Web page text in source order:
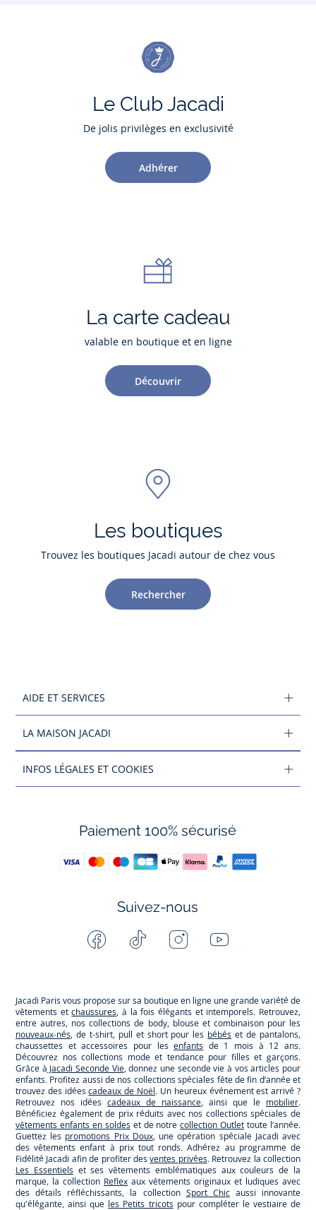
Le Club Jacadi
De jolis privilèges en exclusivité
Adhérer
La carte cadeau
valable en boutique et en ligne
Découvrir
Les boutiques
Trouvez les boutiques Jacadi autour de chez vous
Rechercher
AIDE ET SERVICES
LA MAISON JACADI
INFOS LÉGALES ET COOKIES
Paiement 100% sécurisé
Suivez-nous
Facebook Tiktok InstagramYoutube
Jacadi Paris vous propose sur sa boutique en ligne une grande variété de
vêtements etchaussures, à la fois élégants et intemporels. Retrouvez,
entre autres, nos collections de body, blouse et combinaison pour les
nouveaux-nés, de t-shirt, pull et short pour les bébés et de pantalons,
chaussettes et accessoires pour lesenfants de 1 mois à 12 ans.
Découvrez nos collections mode et tendance pour filles et garçons.
Grâce à Jacadi Seconde Vie, donnez une seconde vie à vos articles pour
enfants. Profitez aussi de nos collections spéciales fête de fin d’année et
trouvez des idéescadeaux de Noël. Un heureux événement est arrivé ?
Retrouvez nos idées cadeaux de naissance, ainsi que le mobilier.
Bénéficiez également de prix réduits avec nos collections spéciales de
vêtements enfants en soldeset de notrecollection Outlet toute l’année.
Guettez les promotions Prix Doux, une opération spéciale Jacadi avec
des vêtements enfant à prix tout ronds. Adhérez au programme de
Fidélité Jacadi afin de profiter desventes privées. Retrouvez la collection
Les Essentielset ses vêtements emblématiques aux couleurs de la
marque, la collection Reflex aux vêtements originaux et ludiques avec
des détails réfléchissants, la collection Sport Chicaussi innovante
qu'élégante, ainsi que les Petits tricotspour compléter le vestiaire de